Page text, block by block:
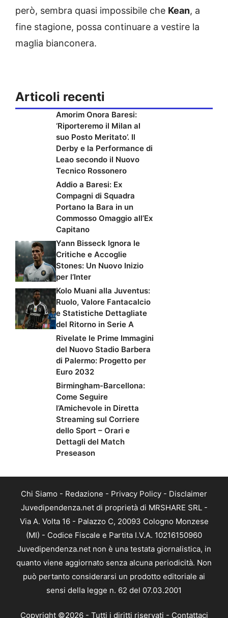
però, sembra quasi impossibile che Kean, a
fine stagione, possa continuare a vestire la
maglia bianconera.
Articoli recenti
Amorim Onora Baresi:
‘Riporteremo il Milan al
suo Posto Meritato’. Il
Derby e la Performance di
Leao secondo il Nuovo
Tecnico Rossonero
Addio a Baresi: Ex
Compagni di Squadra
Portano la Bara in un
Commosso Omaggio all’Ex
Capitano
Yann Bisseck Ignora le
Critiche e Accoglie
Stones: Un Nuovo Inizio
per l’Inter
Kolo Muani alla Juventus:
Ruolo, Valore Fantacalcio
e Statistiche Dettagliate
del Ritorno in Serie A
Rivelate le Prime Immagini
del Nuovo Stadio Barbera
di Palermo: Progetto per
Euro 2032
Birmingham-Barcellona:
Come Seguire
l’Amichevole in Diretta
Streaming sul Corriere
dello Sport – Orari e
Dettagli del Match
Preseason
Chi Siamo - Redazione - Privacy Policy - Disclaimer
Juvedipendenza.net di proprietà di MRSHARE SRL -
Via A. Volta 16 - Palazzo C, 20093 Cologno Monzese
(MI) - Codice Fiscale e Partita I.V.A. 10216150960
Juvedipendenza.net non è una testata giornalistica, in
quanto viene aggiornato senza alcuna periodicità. Non
può pertanto considerarsi un prodotto editoriale ai
sensi della legge n. 62 del 07.03.2001
Copyright ©2026 - Tutti i diritti riservati - Contattaci